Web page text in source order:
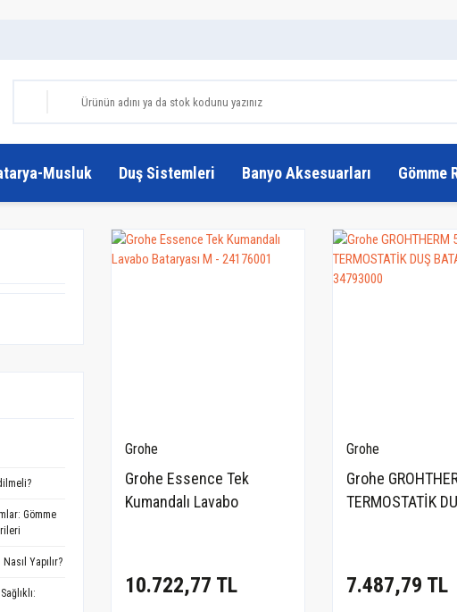
Musluk Duş Sistemleri Banyo Aksesuarları Gömme
Gömme
Yapılır?
Grohe
Grohe Essence Tek
Kumandalı Lavabo
10.722,77 TL
Grohe
Grohe
TERMOSTATİK
7.487,79 TL